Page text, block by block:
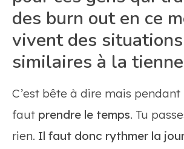
des burn out en ce
vivent des situations
similaires à la
C’est bête à dire mais
faut prendre le temps. Tu
rien. Il faut donc rythmer la